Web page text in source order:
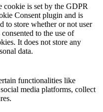
cookie is set by the GDPR
Consent plugin and is
to store whether or not user
consented to the use of
It does not store any
data.
functionalities like
media platforms, collect